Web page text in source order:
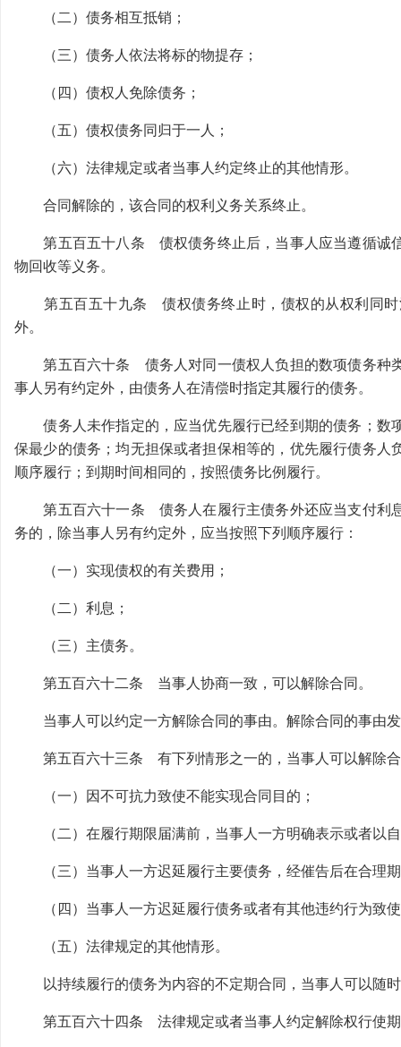
（二）债务相互抵销；
（三）债务人依法将标的物提存；
（四）债权人免除债务；
（五）债权债务同归于一人；
（六）法律规定或者当事人约定终止的其他情形。
合同解除的，该合同的权利义务关系终止。
第五百五十八条 债权债务终止后，当事人应当遵循诚信
物回收等义务。
第五百五十九条 债权债务终止时，债权的从权利同时
外。
第五百六十条 债务人对同一债权人负担的数项债务种类
事人另有约定外，由债务人在清偿时指定其履行的债务。
债务人未作指定的，应当优先履行已经到期的债务；数
保最少的债务；均无担保或者担保相等的，优先履行债务
顺序履行；到期时间相同的，按照债务比例履行。
第五百六十一条 债务人在履行主债务外还应当支付利息
务的，除当事人另有约定外，应当按照下列顺序履行：
（一）实现债权的有关费用；
（二）利息；
（三）主债务。
第五百六十二条 当事人协商一致，可以解除合同。
当事人可以约定一方解除合同的事由。解除合同的事由发
第五百六十三条 有下列情形之一的，当事人可以解除
（一）因不可抗力致使不能实现合同目的；
（二）在履行期限届满前，当事人一方明确表示或者以自
（三）当事人一方迟延履行主要债务，经催告后在合理
（四）当事人一方迟延履行债务或者有其他违约行为致使
（五）法律规定的其他情形。
以持续履行的债务为内容的不定期合同，当事人可以随
第五百六十四条 法律规定或者当事人约定解除权行使期